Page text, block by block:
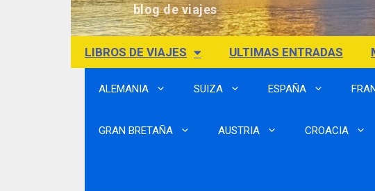
blog de viajes
LIBROS DE VIAJES ULTIMAS ENTRADAS
ALEMANIA SUIZA ESPAÑA
GRAN BRETAÑA AUSTRIA CROACIA